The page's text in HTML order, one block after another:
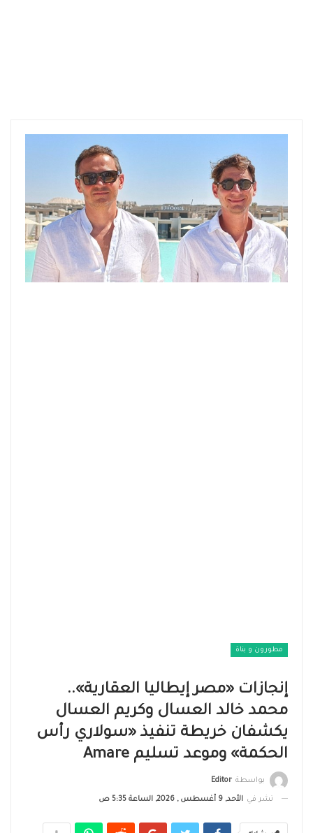
مطورون و بناة
إنجازات «مصر إيطاليا العقارية»..
محمد خالد العسال وكريم العسال
يكشفان خريطة تنفيذ «سولاري رأس
الحكمة» وموعد تسليم Amare
بواسطة Editor
نشر في الأحد, 9 أغسطس , 2026, الساعة 5:35 ص